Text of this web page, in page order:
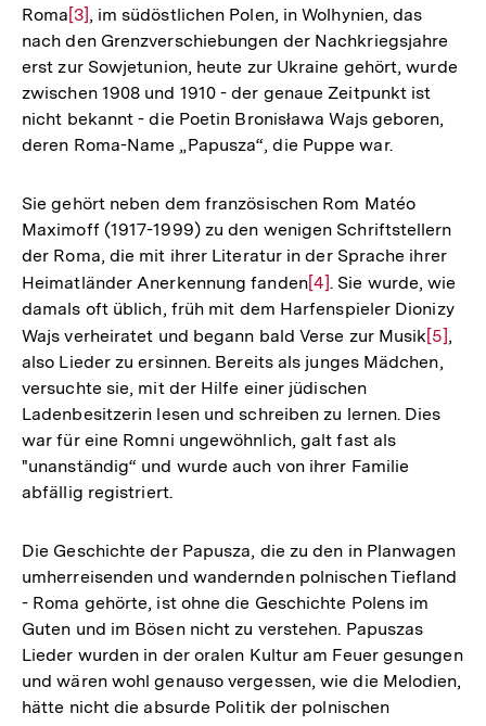
Roma Zur
Auflösung
der
Fußnote
[3] , im südöstlichen Polen, in Wolhynien, das
nach den Grenzverschiebungen der Nachkriegsjahre
erst zur Sowjetunion, heute zur Ukraine gehört, wurde
zwischen 1908 und 1910 - der genaue Zeitpunkt ist
nicht bekannt - die Poetin Bronisława Wajs geboren,
deren Roma-Name „Papusza“, die Puppe war.
Sie gehört neben dem französischen Rom Matéo
Maximoff (1917-1999) zu den wenigen Schriftstellern
der Roma, die mit ihrer Literatur in der Sprache ihrer
Heimatländer Anerkennung fandenZur
Auflösung
der
Fußnote
[4]. Sie wurde, wie
damals oft üblich, früh mit dem Harfenspieler Dionizy
Wajs verheiratet und begann bald Verse zur MusikZur
[5] ,
also Lieder zu ersinnen. Bereits als junges Mädchen,
versuchte sie, mit der Hilfe einer jüdischen
Ladenbesitzerin lesen und schreiben zu lernen. Dies
war für eine Romni ungewöhnlich, galt fast als
"unanständig“ und wurde auch von ihrer Familie
abfällig registriert.
Die Geschichte der Papusza, die zu den in Planwagen
umherreisenden und wandernden polnischen Tiefland
- Roma gehörte, ist ohne die Geschichte Polens im
Guten und im Bösen nicht zu verstehen. Papuszas
Lieder wurden in der oralen Kultur am Feuer gesungen
und wären wohl genauso vergessen, wie die Melodien,
hätte nicht die absurde Politik der polnischen